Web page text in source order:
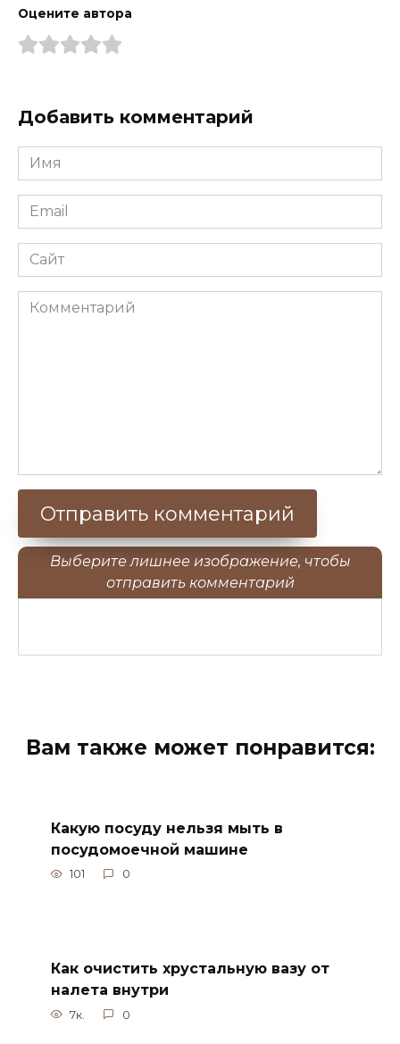
Оцените автора
Добавить комментарий
Имя
*
Email
*
Сайт
Комментарий
Выберите лишнее изображение, чтобы
отправить комментарий
Вам также может понравится:
Какую посуду нельзя мыть в
посудомоечной машине
101 0
Как очистить хрустальную вазу от
налета внутри
7к. 0